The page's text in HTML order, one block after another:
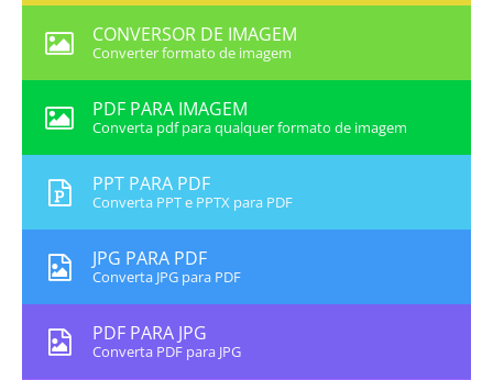
CONVERSOR DE IMAGEM
Converter formato de imagem
PDF PARA IMAGEM
Converta pdf para qualquer formato de imagem
PPT PARA PDF
Converta PPT e PPTX para PDF
JPG PARA PDF
Converta JPG para PDF
PDF PARA JPG
Converta PDF para JPG